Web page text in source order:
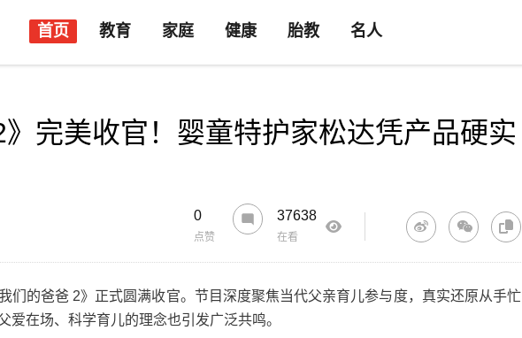
首页 教育 家庭 健康 胎教 名人
》完美收官！婴童特护家松达凭产品硬实
0
点赞
37638
在看
的爸爸 2》正式圆满收官。节目深度聚焦当代父亲育儿参与度，真实还原从手忙
爱在场、科学育儿的理念也引发广泛共鸣。